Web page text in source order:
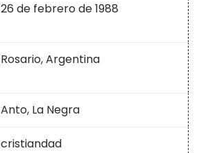
26 de febrero de 1988
Rosario, Argentina
Anto, La Negra
cristiandad